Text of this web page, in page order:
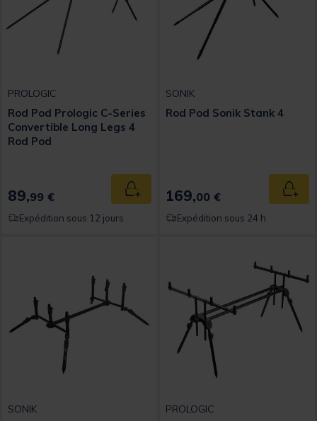
PROLOGIC
Rod Pod Prologic C-Series
Convertible Long Legs 4
Rod Pod
89,99 € Ajouter au panier
Expédition sous 12 jours
SONIK
Rod Pod Sonik Stank 4
169,00 €
Expédition sous 24 h
SONIK PROLOGIC